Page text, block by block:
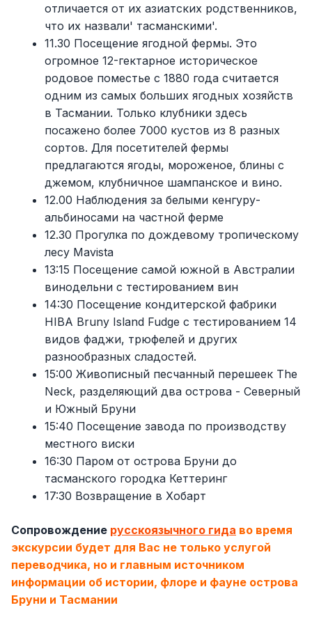
отличается от их азиатских родственников,
что их назвали' тасманскими'.
11.30 Посещение ягодной фермы. Это
огромное 12-гектарное историческое
родовое поместье с 1880 года считается
одним из самых больших ягодных хозяйств
в Тасмании. Только клубники здесь
посажено более 7000 кустов из 8 разных
сортов. Для посетителей фермы
предлагаются ягоды, мороженое, блины с
джемом, клубничное шампанское и вино.
12.00 Наблюдения за белыми кенгуру-
альбиносами на частной ферме
12.30 Прогулка по дождевому тропическому
лесу Mavistа
13:15 Посещение самой южной в Австралии
винодельни с тестированием вин
14:30 Посещение кондитерской фабрики
HIBA Bruny Island Fudge с тестированием 14
видов фаджи, трюфелей и других
разнообразных сладостей.
15:00 Живописный песчанный перешеек The
Neck, разделяющий два острова - Северный
и Южный Бруни
15:40 Посещение завода по производству
местного виски
16:30 Паром от острова Бруни до
тасманского городка Кеттеринг
17:30 Возвращение в Хобарт
Сопровождение русскоязычного гида во время
экскурсии будет для Вас не только услугой
переводчика, но и главным источником
информации об истории, флоре и фауне острова
Бруни и Тасмании